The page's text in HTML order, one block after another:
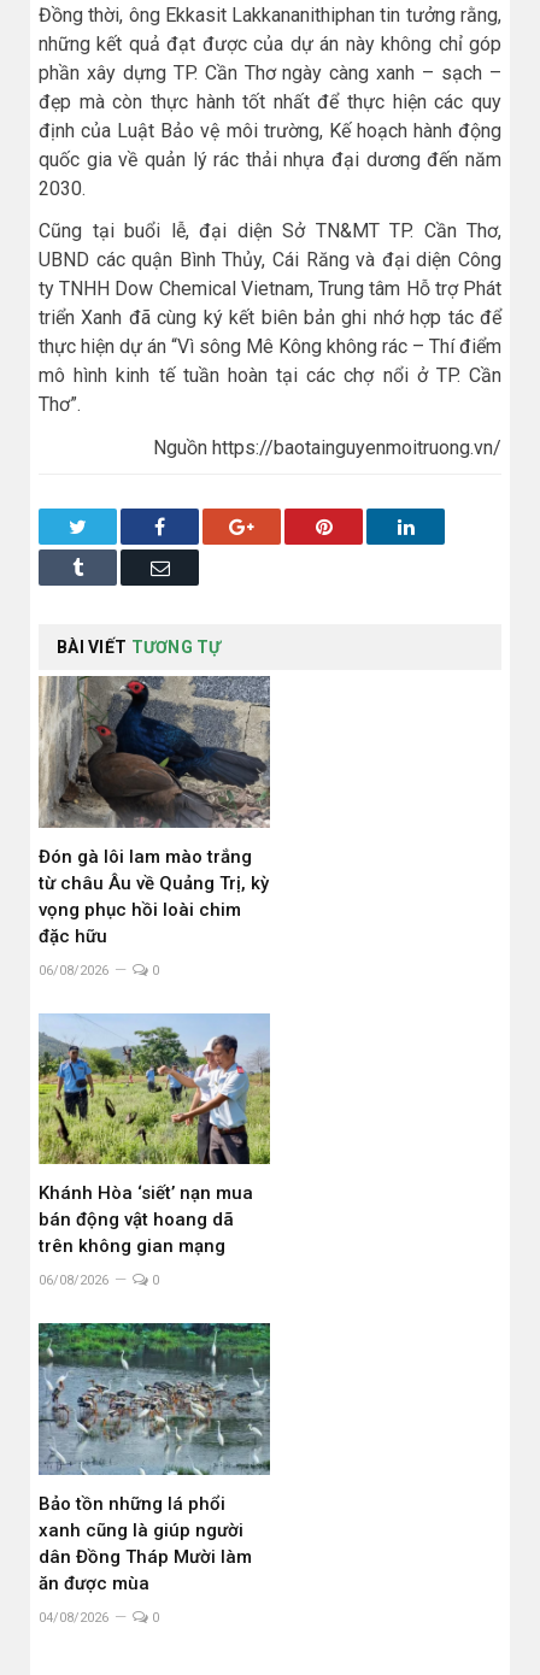
Đồng thời, ông Ekkasit Lakkananithiphan tin tưởng rằng,
những kết quả đạt được của dự án này không chỉ góp
phần xây dựng TP. Cần Thơ ngày càng xanh – sạch –
đẹp mà còn thực hành tốt nhất để thực hiện các quy
định của Luật Bảo vệ môi trường, Kế hoạch hành động
quốc gia về quản lý rác thải nhựa đại dương đến năm
2030.
Cũng tại buổi lễ, đại diện Sở TN&MT TP. Cần Thơ,
UBND các quận Bình Thủy, Cái Răng và đại diện Công
ty TNHH Dow Chemical Vietnam, Trung tâm Hỗ trợ Phát
triển Xanh đã cùng ký kết biên bản ghi nhớ hợp tác để
thực hiện dự án “Vì sông Mê Kông không rác – Thí điểm
mô hình kinh tế tuần hoàn tại các chợ nổi ở TP. Cần
Thơ”.
Nguồn https://baotainguyenmoitruong.vn/
Facebook Google+ Pinterest LinkedIn
Tumblr Email
BÀI VIẾT TƯƠNG TỰ
Đón gà lôi lam mào trắng
từ châu Âu về Quảng Trị, kỳ
vọng phục hồi loài chim
đặc hữu
06/08/2026 0
Khánh Hòa ‘siết’ nạn mua
bán động vật hoang dã
trên không gian mạng
06/08/2026 0
Bảo tồn những lá phổi
xanh cũng là giúp người
dân Đồng Tháp Mười làm
ăn được mùa
04/08/2026 0